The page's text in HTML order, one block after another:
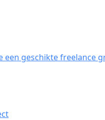
geschikte freelance